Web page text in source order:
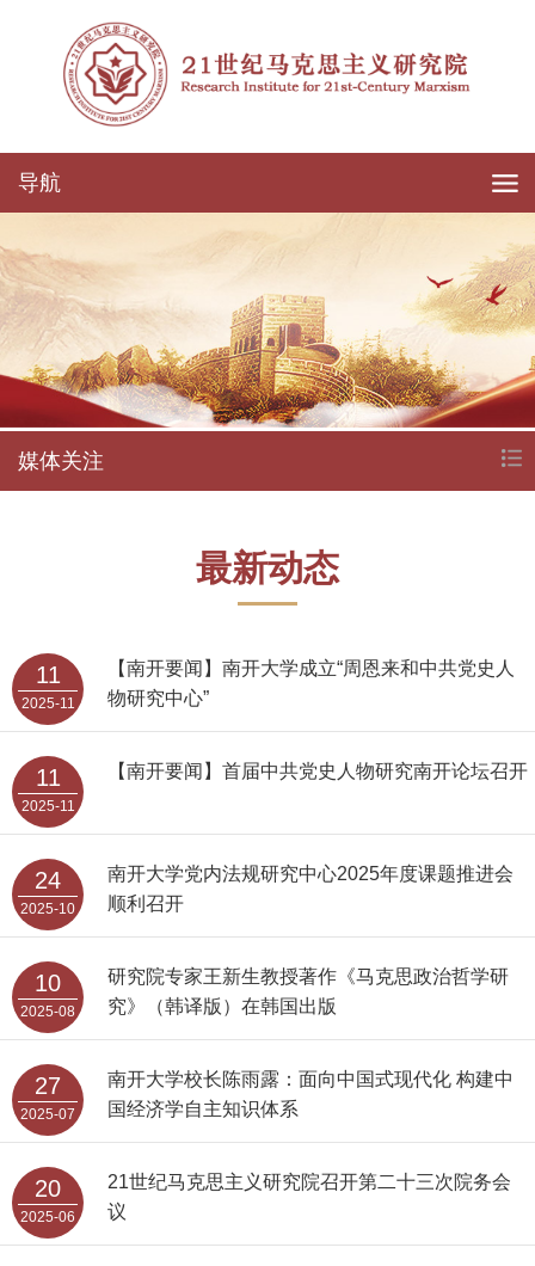
导航
媒体关注
最新动态
11
2025-11
【南开要闻】南开大学成立“周恩来和中共党史人
物研究中心”
11
2025-11
【南开要闻】首届中共党史人物研究南开论坛召开
24
2025-10
南开大学党内法规研究中心2025年度课题推进会
顺利召开
10
2025-08
研究院专家王新生教授著作《马克思政治哲学研
究》（韩译版）在韩国出版
27
2025-07
南开大学校长陈雨露：面向中国式现代化 构建中
国经济学自主知识体系
20
2025-06
21世纪马克思主义研究院召开第二十三次院务会
议